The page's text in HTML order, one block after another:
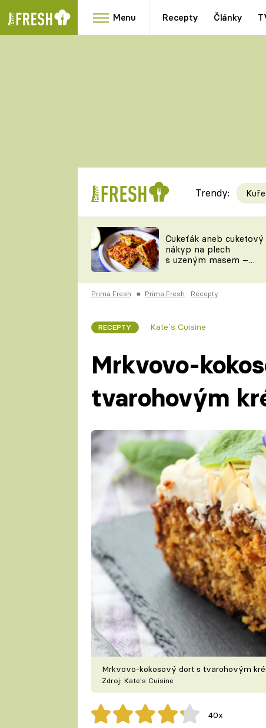
Menu Recepty Články
RYCHLOVKY
Videorecepty
TEĎ VAŘÍ ŠÉF!
ČESKO NA TALÍŘI
KUCHAŘKA
Trendy: Kuře
Cukeťák aneb cuketový
nákyp na plech
s uzeným masem –
zpracovat přerostlé
cukety
Prima Fresh ■ Prima Fresh Recepty
RECEPTY Kate´s Cuisine
Mrkvovo-
tvarohovým
Mrkvovo-kokosový dort s tvarohovým
Zdroj: Kate's Cuisine
40x